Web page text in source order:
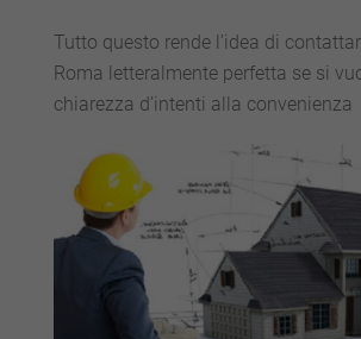
Tutto questo rende l’idea di
Roma letteralmente perfetta se si
chiarezza d’intenti alla convenienza